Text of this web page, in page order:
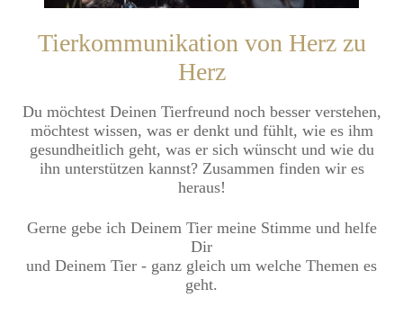
Tierkommunikation von Herz zu
Herz
Du möchtest Deinen Tierfreund noch besser verstehen,
möchtest wissen, was er denkt und fühlt, wie es ihm
gesundheitlich geht, was er sich wünscht und wie du
ihn unterstützen kannst? Zusammen finden wir es
heraus!
Gerne gebe ich Deinem Tier meine Stimme und helfe
Dir
und Deinem Tier - ganz gleich um welche Themen es
geht.